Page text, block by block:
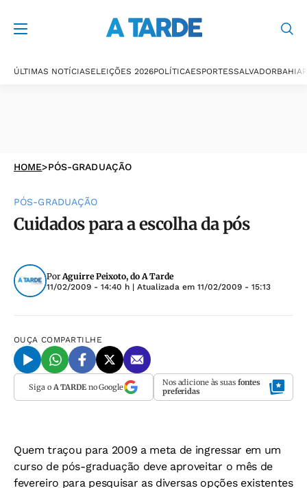
ÚLTIMAS NOTÍCIASELEIÇÕES 2026POLÍTICAESPORTESSALVADORBAHIA
HOME>PÓS-GRADUAÇÃO
PÓS-GRADUAÇÃO
Cuidados para a escolha da pós
PorAguirre Peixoto, do A Tarde
11/02/2009 - 14:40 h | Atualizada em 11/02/2009 - 15:13
OUÇA COMPARTILHE
Siga o A TARDEno Google Nos adicione às suas fontes
preferidas
Quem traçou para 2009 a meta de ingressar em um
curso de pós-graduação deve aproveitar o mês de
fevereiro para pesquisar as diversas opções existentes